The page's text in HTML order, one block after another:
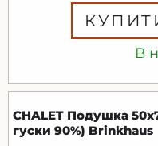
В
CHALET Подушка
гуски 90%) Brinkhaus